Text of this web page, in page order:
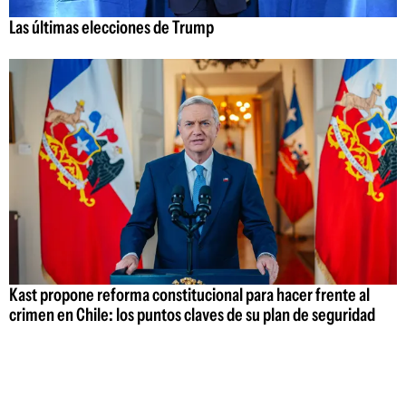
Las últimas elecciones de Trump
Kast propone reforma constitucional para hacer frente al
crimen en Chile: los puntos claves de su plan de seguridad